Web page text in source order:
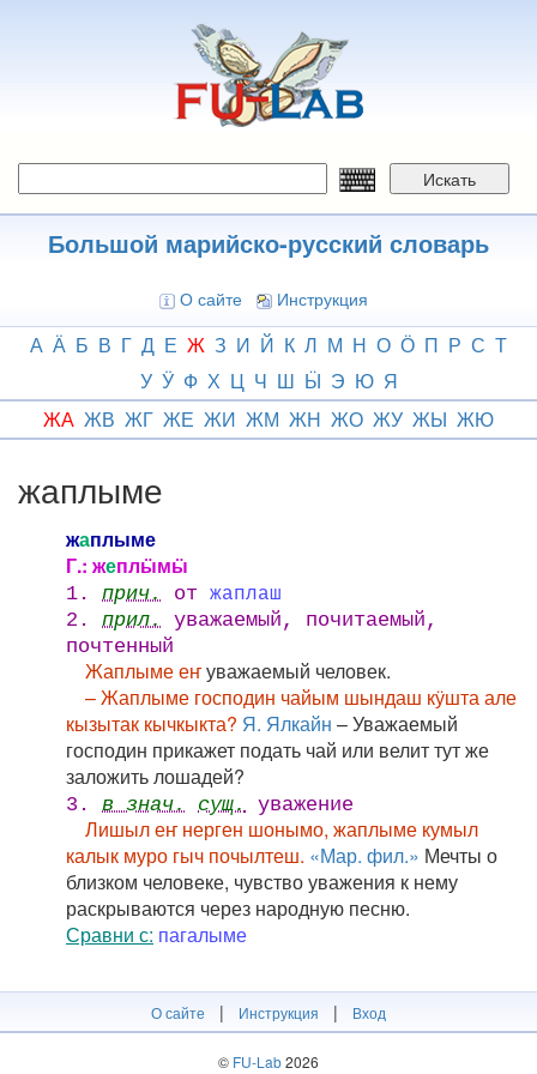
Искать
Большой марийско-русский словарь
О сайте Инструкция
А Ӓ Б В Г Д Е Ж З И Й К Л М Н О Ӧ П Р С Т
У Ӱ Ф Х Ц Ч Ш Ӹ Э Ю Я
ЖА ЖВ ЖГ ЖЕ ЖИ ЖМ ЖН ЖО ЖУ ЖЫ ЖЮ
жаплыме
жаплыме
Г.: жеплӹмӹ
1. прич. от жаплаш
2. прил. уважаемый, почитаемый,
почтенный
Жаплыме еҥуважаемый человек.
– Жаплыме господин чайым шындаш кӱшта але
кызытак кычкыкта? Я. Ялкайн – Уважаемый
господин прикажет подать чай или велит тут же
заложить лошадей?
3. в знач. сущ. уважение
Лишыл еҥ нерген шонымо, жаплыме кумыл
калык муро гыч почылтеш. «Мар. фил.» Мечты о
близком человеке, чувство уважения к нему
раскрываются через народную песню.
Сравни с: пагалыме
О сайте | Инструкция | Вход
© FU-Lab2026